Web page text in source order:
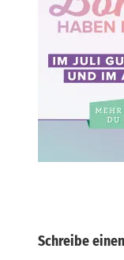
Schreibe